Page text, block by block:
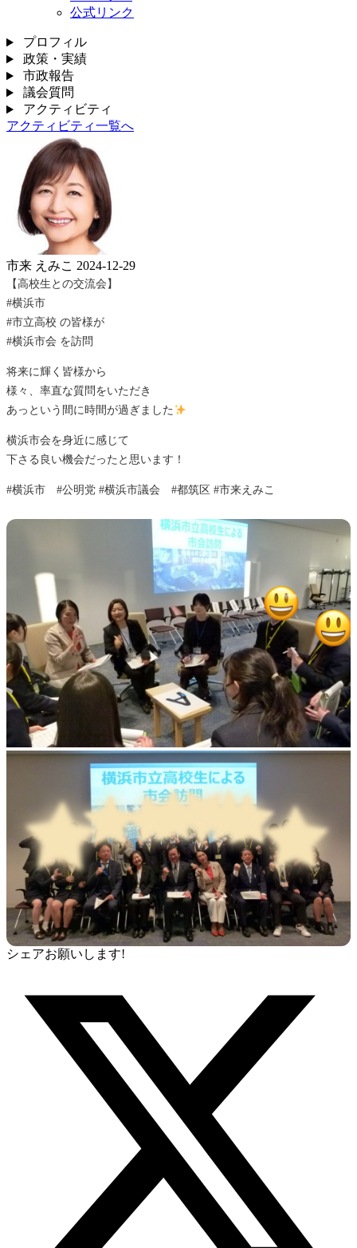
公式リンク
プロフィル
政策・実績
市政報告
議会質問
アクティビティ
アクティビティ一覧へ
市来 えみこ 2024-12-29
【高校生との交流会】
#横浜市
#市立高校 の皆様が
#横浜市会 を訪問
将来に輝く皆様から
様々、率直な質問をいただき
あっという間に時間が過ぎました
横浜市会を身近に感じて
下さる良い機会だったと思います！
#横浜市 #公明党 #横浜市議会 #都筑区 #市来えみこ
シェアお願いします!